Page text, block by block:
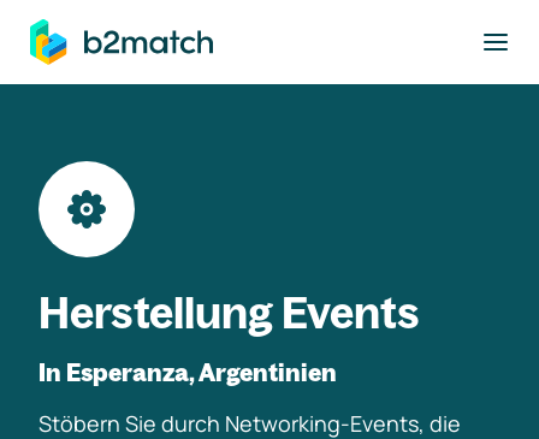
springen
Herstellung Events
In Esperanza, Argentinien
Stöbern Sie durch Networking-Events, die